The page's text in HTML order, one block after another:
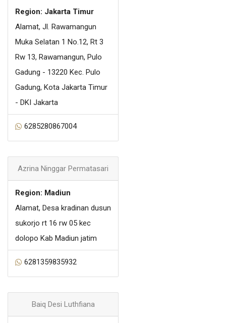
Region: Jakarta Timur
Alamat, Jl. Rawamangun
Muka Selatan 1 No.12, Rt 3
Rw 13, Rawamangun, Pulo
Gadung - 13220 Kec. Pulo
Gadung, Kota Jakarta Timur
- DKI Jakarta
6285280867004
Azrina Ninggar Permatasari
Region: Madiun
Alamat, Desa kradinan dusun
sukorjo rt 16 rw 05 kec
dolopo Kab Madiun jatim
6281359835932
Baiq Desi Luthfiana